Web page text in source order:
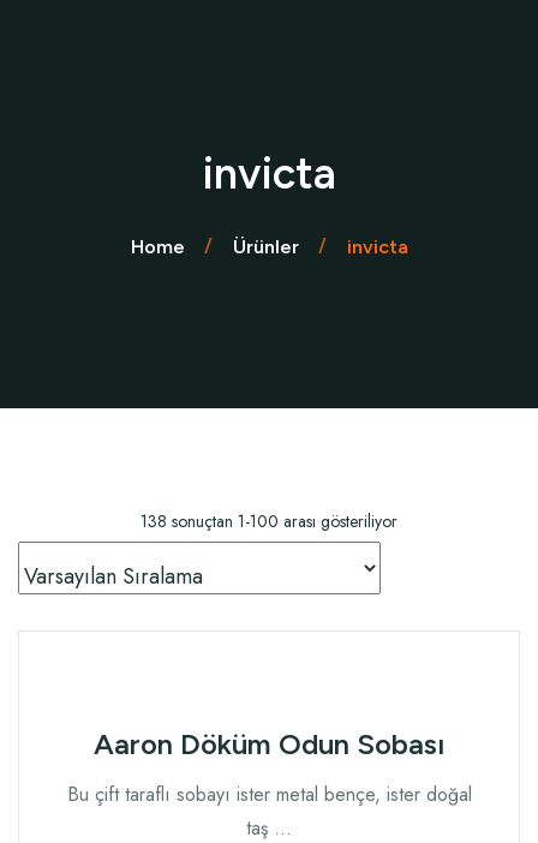
invicta
Home Ürünler invicta
138 sonuçtan 1-100 arası gösteriliyor
Aaron Döküm Odun Sobası
Bu çift taraflı sobayı ister metal bençe, ister doğal
taş …